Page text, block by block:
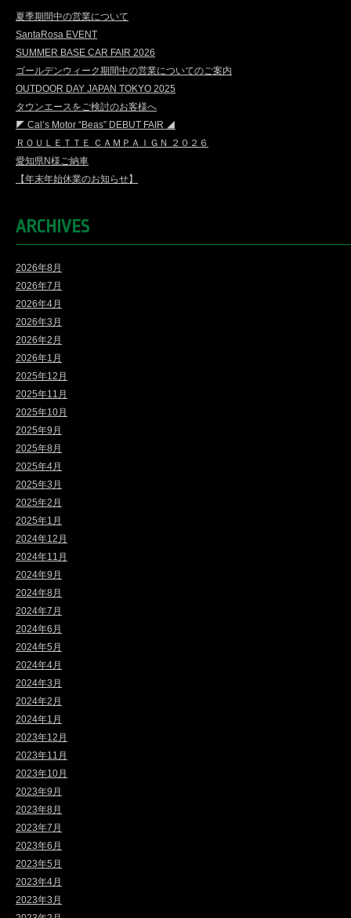
夏季期間中の営業について
SantaRosa EVENT
SUMMER BASE CAR FAIR 2026
ゴールデンウィーク期間中の営業についてのご案内
OUTDOOR DAY JAPAN TOKYO 2025
タウンエースをご検討のお客様へ
◤ Cal’s Motor “Beas” DEBUT FAIR ◢
ＲＯＵＬＥＴＴＥ ＣＡＭＰＡＩＧＮ ２０２６
愛知県N様ご納車
【年末年始休業のお知らせ】
ARCHIVES
2026年8月
2026年7月
2026年4月
2026年3月
2026年2月
2026年1月
2025年12月
2025年11月
2025年10月
2025年9月
2025年8月
2025年4月
2025年3月
2025年2月
2025年1月
2024年12月
2024年11月
2024年9月
2024年8月
2024年7月
2024年6月
2024年5月
2024年4月
2024年3月
2024年2月
2024年1月
2023年12月
2023年11月
2023年10月
2023年9月
2023年8月
2023年7月
2023年6月
2023年5月
2023年4月
2023年3月